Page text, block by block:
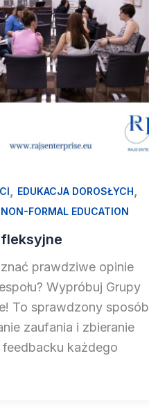
EDUKACJA DOROSŁYCH
NON-FORMAL EDUCATION
prawdziwe opinie
Wypróbuj Grupy
To sprawdzony sposób
zaufania i zbieranie
każdego